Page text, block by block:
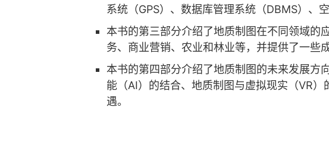
系统（GPS）、数据库管理系统（DBMS）、
本书的第三部分介绍了地质制图在不同领域的
务、商业营销、农业和林业等，并提供了一些
本书的第四部分介绍了地质制图的未来发展方
能（AI）的结合、地质制图与虚拟现实（VR
遇。